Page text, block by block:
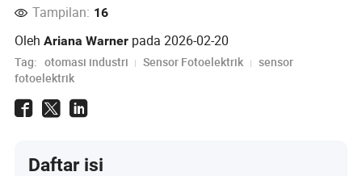
Tampilan: 16
OlehAriana Warner pada2026-02-20
Tag: otomasi industri Sensor Fotoelektrik
sensor
fotoelektrik
Daftar isi